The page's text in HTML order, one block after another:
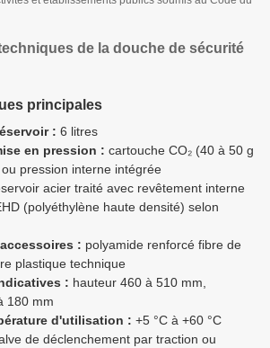
de la douche de sécurité
principales
: 6 litres
en pression : cartouche CO₂ (40 à 50 g
pression interne intégrée
acier traité avec revêtement interne
(polyéthylène haute densité) selon
: polyamide renforcé fibre de
plastique technique
: hauteur 460 à 510 mm,
180 mm
d'utilisation : +5 °C à +60 °C
de déclenchement par traction ou